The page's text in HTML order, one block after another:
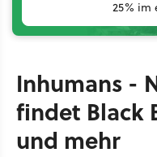
25% im
Inhumans -
findet Black
und mehr